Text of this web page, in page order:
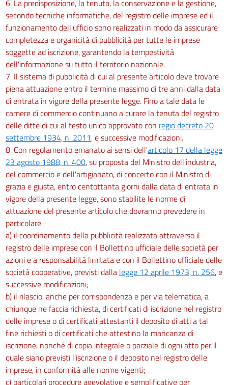
6. La predisposizione, la tenuta, la conservazione e la gestione,
secondo tecniche informatiche, del registro delle imprese ed il
funzionamento dell'ufficio sono realizzati in modo da assicurare
completezza e organicità di pubblicità per tutte le imprese
soggette ad iscrizione, garantendo la tempestività
dell'informazione su tutto il territorio nazionale.
7. Il sistema di pubblicità di cui al presente articolo deve trovare
piena attuazione entro il termine massimo di tre anni dalla data
di entrata in vigore della presente legge. Fino a tale data le
camere di commercio continuano a curare la tenuta del registro
delle ditte di cui al testo unico approvato con regio decreto 20
settembre 1934, n. 2011, e successive modificazioni.
8. Con regolamento emanato ai sensi dell'articolo 17 della legge
23 agosto 1988, n. 400, su proposta del Ministro dell'industria,
del commercio e dell'artigianato, di concerto con il Ministro di
grazia e giusta, entro centottanta giorni dalla data di entrata in
vigore della presente legge, sono stabilite le norme di
attuazione del presente articolo che dovranno prevedere in
particolare:
a) il coordinamento della pubblicità realizzata attraverso il
registro delle imprese con il Bollettino ufficiale delle società per
azioni e a responsabilità limitata e con il Bollettino ufficiale delle
società cooperative, previsti dalla legge 12 aprile 1973, n. 256, e
successive modificazioni;
b) il rilascio, anche per corrispondenza e per via telematica, a
chiunque ne faccia richiesta, di certificati di iscrizione nel registro
delle imprese o di certificati attestanti il deposito di atti a tal
fine richiesti o di certificati che attestino la mancanza di
iscrizione, nonché di copia integrale o parziale di ogni atto per il
quale siano previsti l'iscrizione o il deposito nel registro delle
imprese, in conformità alle norme vigenti;
c) particolari procedure agevolative e semplificative per